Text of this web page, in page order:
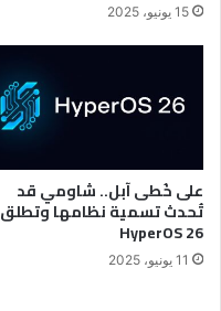
15 يونيو، 2025
على خُطى آبل.. شاومي قد
تُحدث تسمية نظامها وتطلق
HyperOS 26
11 يونيو، 2025